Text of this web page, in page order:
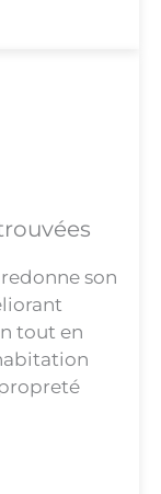
son
tout en